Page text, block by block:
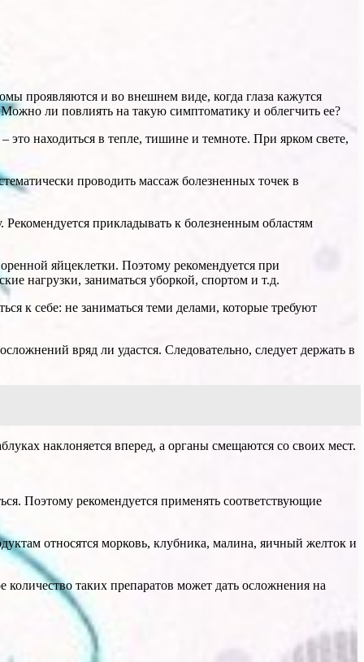
проявляются и во внешнем виде, когда глаза кажутся
ли повлиять на такую симптоматику и облегчить ее?
находиться в тепле, тишине и темноте. При ярком свете,
проводить массаж болезненных точек в
прикладывать к болезненным областям
яйцеклетки. Поэтому рекомендуется при
нагрузки, заниматься уборкой, спортом и т.д.
к себе: не заниматься теми делами, которые требуют
вряд ли удастся. Следовательно, следует держать в
наклоняется вперед, а органы смещаются со своих мест.
Поэтому рекомендуется применять соответствующие
относятся морковь, клубника, малина, яичный желток и
таких препаратов может дать осложнения на